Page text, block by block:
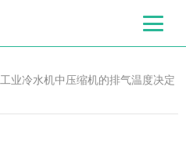
工业冷水机中压缩机的排气温度决定